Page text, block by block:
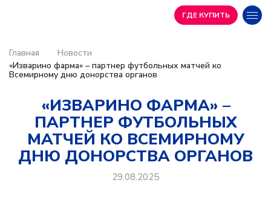
ГДЕ КУПИТЬ
Главная
Новости
«Изварино фарма» – партнер футбольных матчей ко
Всемирному дню донорства органов
«ИЗВАРИНО ФАРМА» –
ПАРТНЕР ФУТБОЛЬНЫХ
МАТЧЕЙ КО ВСЕМИРНОМУ
ДНЮ ДОНОРСТВА ОРГАНОВ
29.08.2025